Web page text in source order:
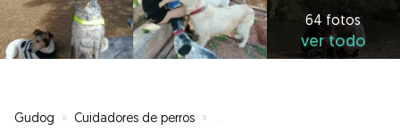
64 fotos
ver todo
Gudog » Cuidadores de perros »